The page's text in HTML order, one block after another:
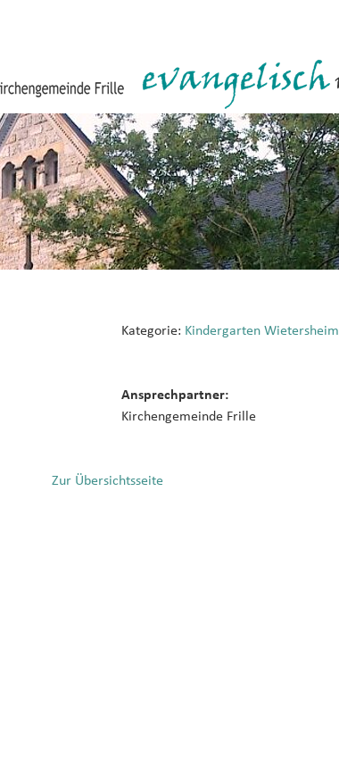
Kategorie: Kindergarten Wietersheim
Ansprechpartner:
Kirchengemeinde Frille
Zur Übersichtsseite